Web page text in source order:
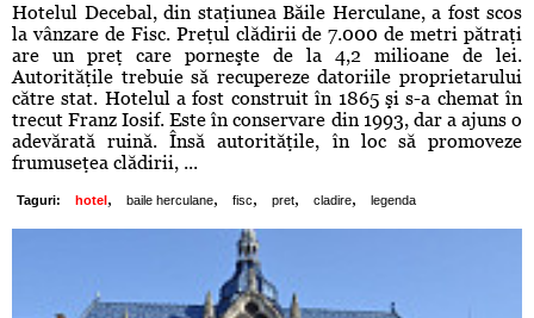
Hotelul Decebal, din staţiunea Băile Herculane, a fost scos
la vânzare de Fisc. Preţul clădirii de 7.000 de metri pătraţi
are un preţ care porneşte de la 4,2 milioane de lei.
Autorităţile trebuie să recupereze datoriile proprietarului
către stat. Hotelul a fost construit în 1865 şi s-a chemat în
trecut Franz Iosif. Este în conservare din 1993, dar a ajuns o
adevărată ruină. Însă autorităţile, în loc să promoveze
frumuseţea clădirii, ...
Taguri: hotel , baile herculane, fisc, pret, cladire, legenda